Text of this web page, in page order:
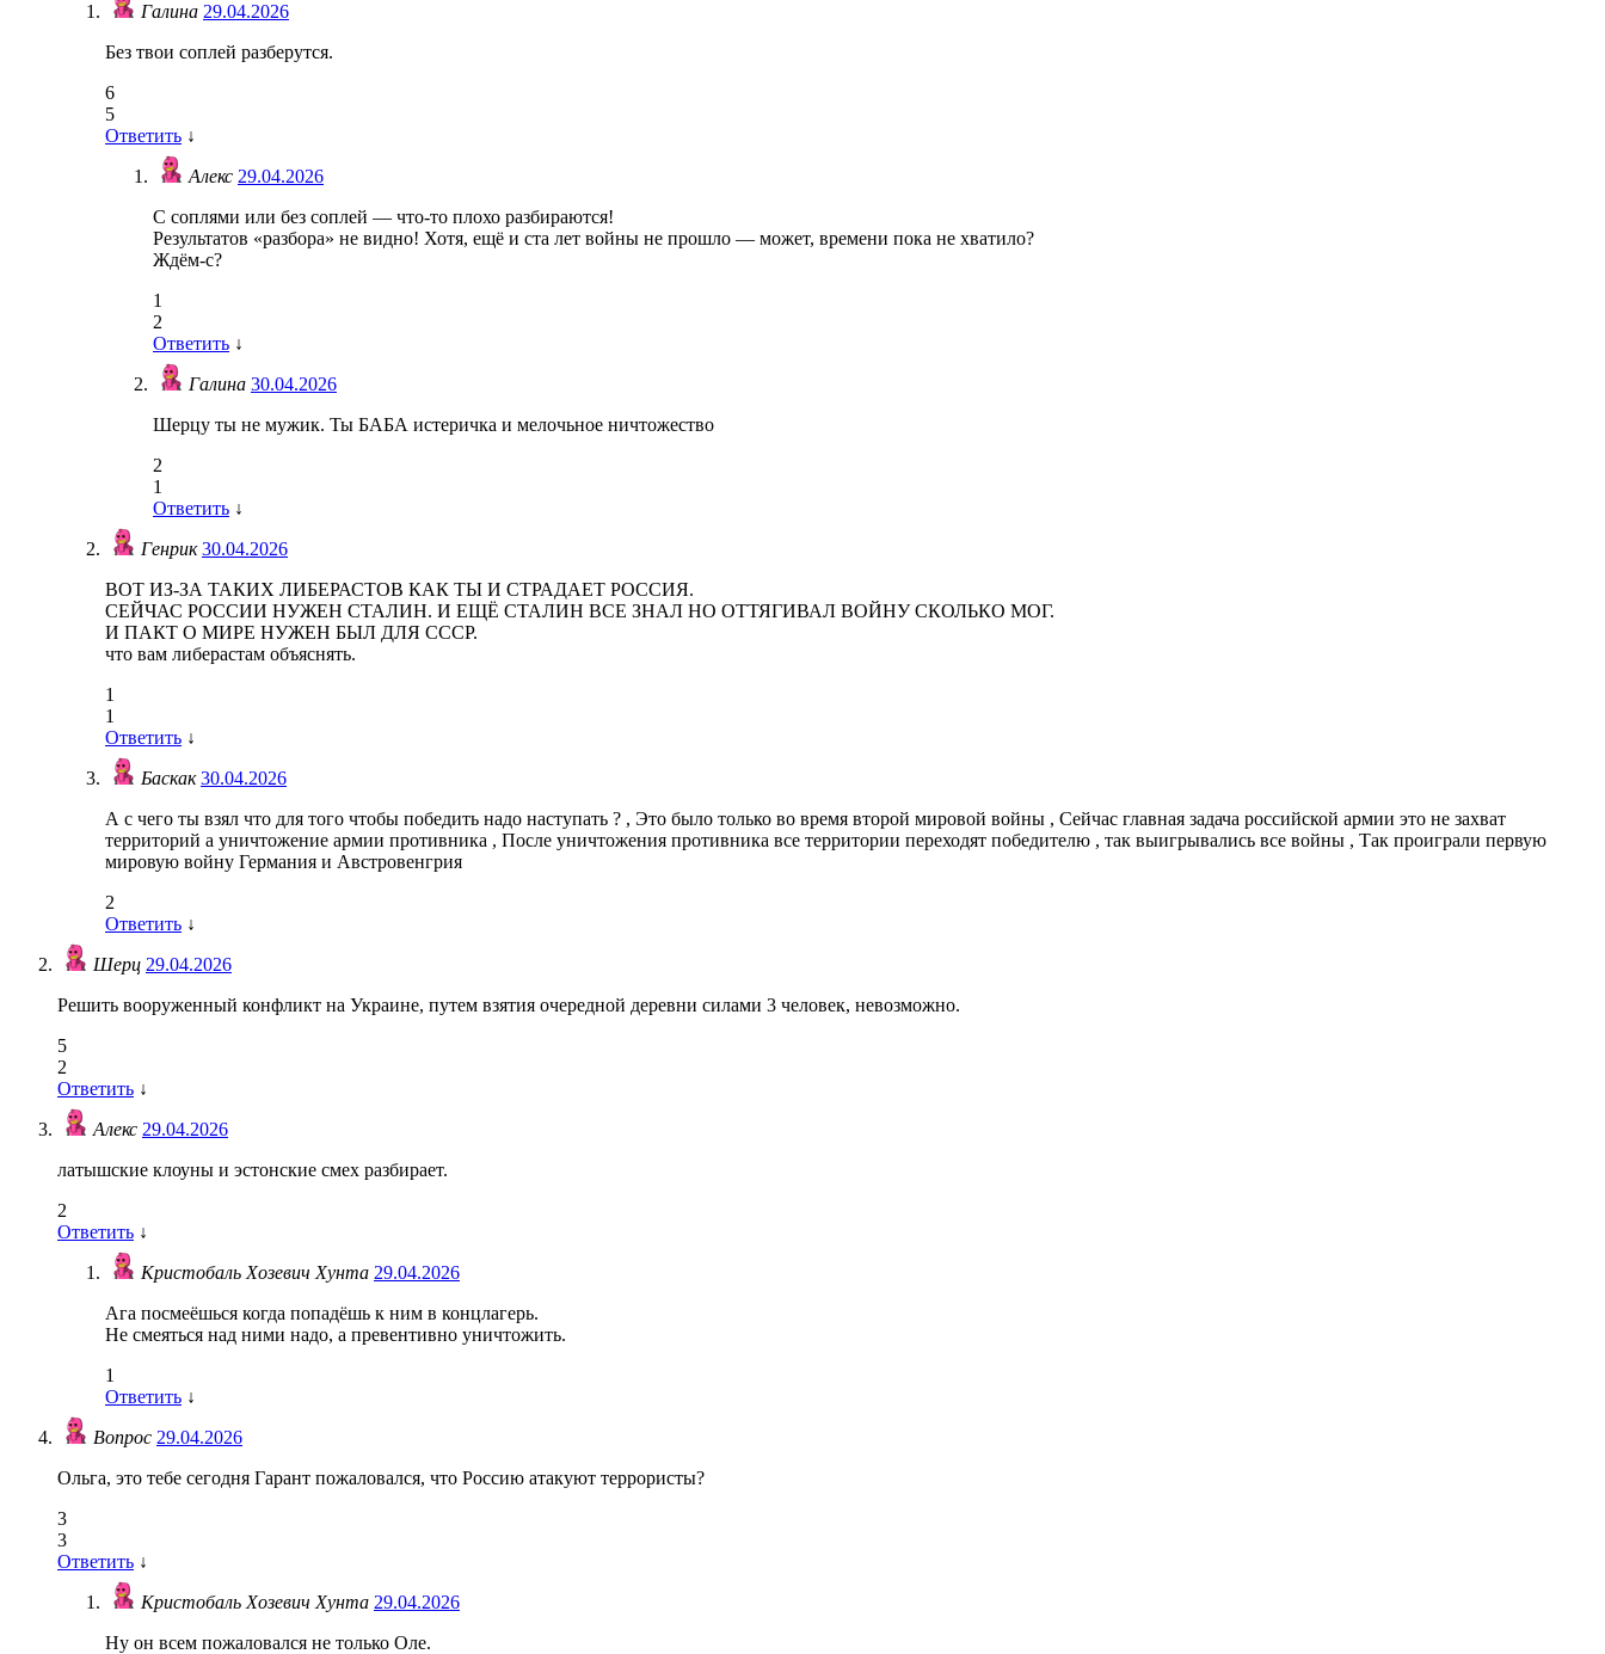
Галина 29.04.2026
Без твои соплей разберутся.
6
5
Ответить ↓
Алекс 29.04.2026
С соплями или без соплей — что-то плохо разбираются!
Результатов «разбора» не видно! Хотя, ещё и ста лет войны не прошло — может, времени пока не хватило?
Ждём-с?
1
2
Ответить ↓
Галина 30.04.2026
Шерцу ты не мужик. Ты БАБА истеричка и мелочьное ничтожество
2
1
Ответить ↓
Генрик30.04.2026
ВОТ ИЗ-ЗА ТАКИХ ЛИБЕРАСТОВ КАК ТЫ И СТРАДАЕТ РОССИЯ.
СЕЙЧАС РОССИИ НУЖЕН СТАЛИН. И ЕЩЁ СТАЛИН ВСЕ ЗНАЛ НО ОТТЯГИВАЛ ВОЙНУ СКОЛЬКО МОГ.
И ПАКТ О МИРЕ НУЖЕН БЫЛ ДЛЯ СССР.
что вам либерастам объяснять.
1
1
Ответить ↓
Баскак30.04.2026
А с чего ты взял что для того чтобы победить надо наступать ? , Это было только во время второй мировой войны , Сейчас главная задача российской армии это не захват
территорий а уничтожение армии противника , После уничтожения противника все территории переходят победителю , так выигрывались все войны , Так проиграли первую
мировую войну Германия и Австровенгрия
2
Ответить ↓
Шерц 29.04.2026
Решить вооруженный конфликт на Украине, путем взятия очередной деревни силами 3 человек, невозможно.
5
2
Ответить ↓
Алекс 29.04.2026
латышские клоуны и эстонские смех разбирает.
2
Ответить ↓
Кристобаль Хозевич Хунта 29.04.2026
Ага посмеёшься когда попадёшь к ним в концлагерь.
Не смеяться над ними надо, а превентивно уничтожить.
1
Ответить ↓
Вопрос 29.04.2026
Ольга, это тебе сегодня Гарант пожаловался, что Россию атакуют террористы?
3
3
Ответить ↓
Кристобаль Хозевич Хунта 29.04.2026
Ну он всем пожаловался не только Оле.